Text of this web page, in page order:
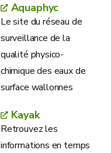
Aquaphyc
Le site du réseau de
surveillance de la
qualité physico-
chimique des eaux de
surface wallonnes
Kayak
Retrouvez les
informations en temps